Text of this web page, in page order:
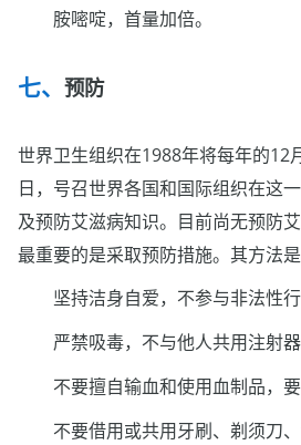
胺嘧啶，首量加倍。
预防
世界卫生组织在1988年将每年的12
日，号召世界各国和国际组织在这
及预防艾滋病知识。目前尚无预防
最重要的是采取预防措施。其方法是
坚持洁身自爱，不参与非法性行
严禁吸毒，不与他人共用注射器
不要擅自输血和使用血制品，
不要借用或共用牙刷、剃须刀